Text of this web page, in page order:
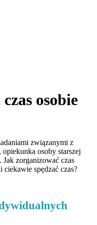
osobie
związanymi z
osoby starszej
zorganizować czas
spędzać czas?